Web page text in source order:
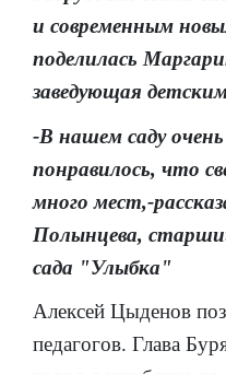
и современным
поделилась
заведующая
-В нашем саду
понравилось, что
много мест,-
Полынцева,
сада "Улыбка"
Алексей Цыденов
педагогов. Глава